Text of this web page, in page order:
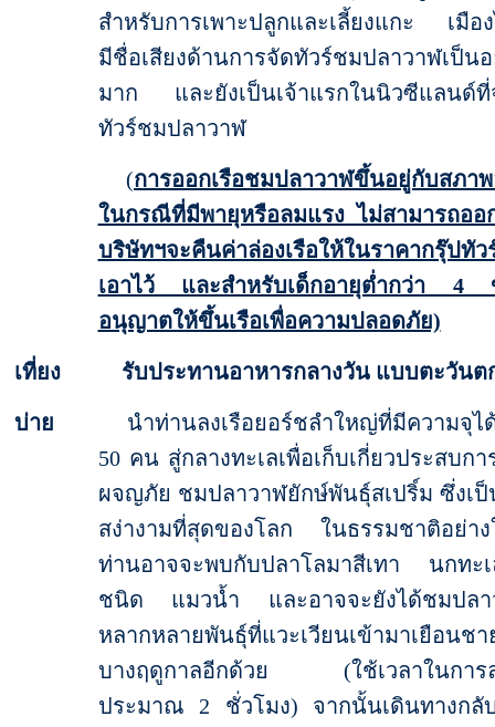
สำหรับการเพาะปลูกและเลี้ยงแกะ เมือ
มีชื่อเสียงด้านการจัดทัวร์ชมปลาวาฬเป็นอ
มาก และยังเป็นเจ้าแรกในนิวซีแลนด์ที่
ทัวร์ชมปลาวาฬ
(การออกเรือชมปลาวาฬขึ้นอยู่กับสภา
ในกรณีที่มีพายุหรือลมแรง ไม่สามารถออ
บริษัทฯจะคืนค่าล่องเรือให้ในราคากรุ๊ปทัว
เอาไว้ และสำหรับเด็กอายุต่ำกว่า 4
อนุญาตให้ขึ้นเรือเพื่อความปลอดภัย)
เที่ยง รับประทานอาหารกลางวัน แบบตะวัน
บ่าย นำท่านลงเรือยอร์ชลำใหญ่ที่มีความจุได้
50 คน สู่กลางทะเลเพื่อเก็บเกี่ยวประสบก
ผจญภัย ชมปลาวาฬยักษ์พันธุ์สเปริ์ม ซึ่งเ
สง่างามที่สุดของโลก ในธรรมชาติอย่า
ท่านอาจจะพบกับปลาโลมาสีเทา นกทะเ
ชนิด แมวน้ำ และอาจจะยังได้ชมปลา
หลากหลายพันธุ์ที่แวะเวียนเข้ามาเยือนชา
บางฤดูกาลอีกด้วย (ใช้เวลาในการล่
ประมาณ 2 ชั่วโมง) จากนั้นเดินทางกลับ